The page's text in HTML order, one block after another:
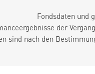
Fondsdaten und
der
sind nach den